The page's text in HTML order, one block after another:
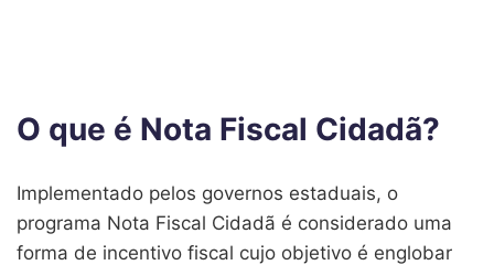
O que é Nota Fiscal Cidadã?
Implementado pelos governos estaduais, o
programa Nota Fiscal Cidadã é considerado uma
forma de incentivo fiscal cujo objetivo é englobar